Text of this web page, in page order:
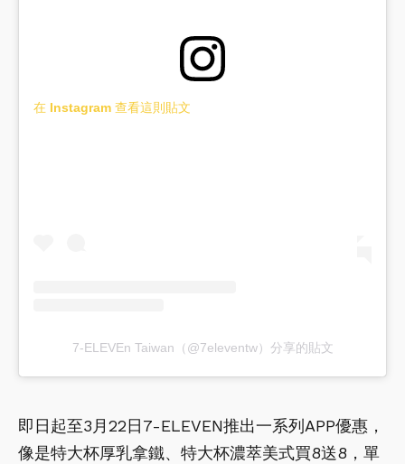
在 Instagram 查看這則貼文
7-ELEVEn Taiwan（@7eleventw）分享的貼文
即日起至3月22日7-ELEVEN推出一系列APP優惠，
像是特大杯厚乳拿鐵、特大杯濃萃美式買8送8，單